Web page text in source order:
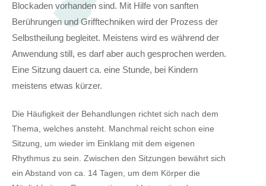
Blockaden vorhanden sind. Mit Hilfe von sanften
Berührungen und Grifftechniken wird der Prozess der
Selbstheilung begleitet. Meistens wird es während der
Anwendung still, es darf aber auch gesprochen werden.
Eine Sitzung dauert ca. eine Stunde, bei Kindern
meistens etwas kürzer.
Die Häufigkeit der Behandlungen richtet sich nach dem
Thema, welches ansteht. Manchmal reicht schon eine
Sitzung, um wieder im Einklang mit dem eigenen
Rhythmus zu sein. Zwischen den Sitzungen bewährt sich
ein Abstand von ca. 14 Tagen, um dem Körper die